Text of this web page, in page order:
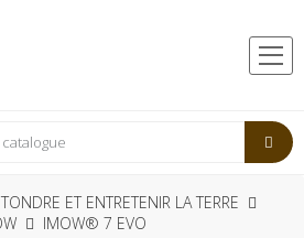
TONDRE ET ENTRETENIR LA TERRE
IMOW® 7 EVO